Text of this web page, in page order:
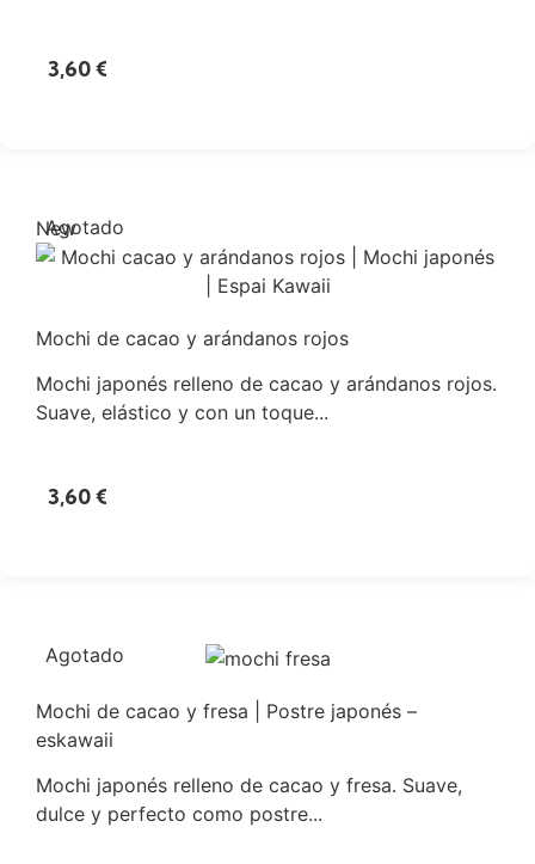
3,60€
Agotado
New
Mochi de cacao y arándanos rojos
Mochi japonés relleno de cacao y arándanos rojos.
Suave, elástico y con un toque...
3,60€
Agotado
Mochi de cacao y fresa | Postre japonés –
eskawaii
Mochi japonés relleno de cacao y fresa. Suave,
dulce y perfecto como postre...